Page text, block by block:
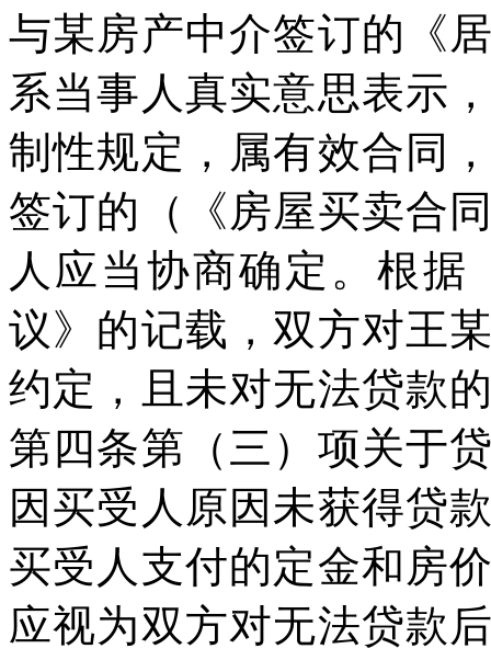
与某房产中介签订的《
系当事人真实意思表示
制性规定，属有效合同
签订的（《房屋买卖合
人应当协商确定。根
议》的记载，双方对王
约定，且未对无法贷款
第四条第（三）项关于
因买受人原因未获得贷
买受人支付的定金和房
应视为双方对无法贷款